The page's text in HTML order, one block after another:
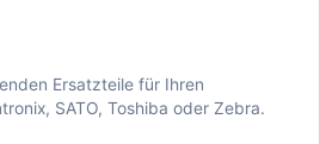
Ersatzteile für Ihren
SATO, Toshiba oder Zebra.